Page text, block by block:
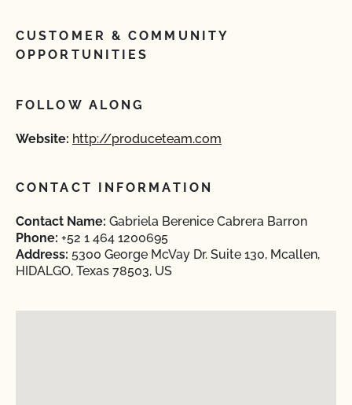
CUSTOMER & COMMUNITY
OPPORTUNITIES
FOLLOW ALONG
Website: http://produceteam.com
CONTACT INFORMATION
Contact Name: Gabriela Berenice Cabrera Barron
Phone: +52 1 464 1200695
Address: 5300 George McVay Dr. Suite 130, Mcallen,
HIDALGO, Texas 78503, US